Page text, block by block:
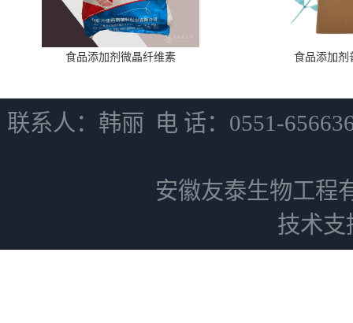
食品添加剂微晶纤维素 食品添加剂
联系人：韩丽 电 话：0551-
安徽友泰生物工程
技术